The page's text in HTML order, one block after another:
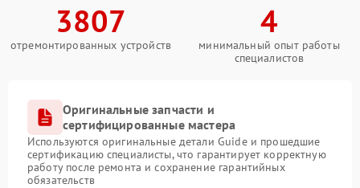
3807
отремонтированных устройств
4
минимальный опыт работы
специалистов
Оригинальные запчасти и
сертифицированные мастера
Используются оригинальные детали Guide и прошедшие
сертификацию специалисты, что гарантирует корректную
работу после ремонта и сохранение гарантийных
обязательств